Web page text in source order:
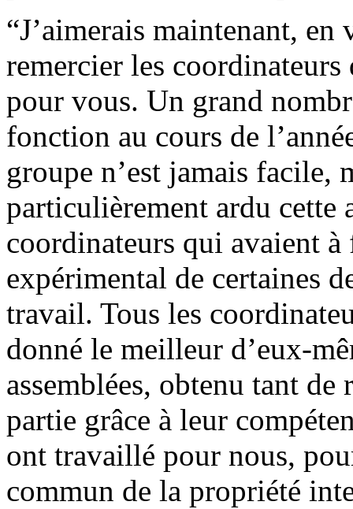
“J’aimerais maintenant,
remercier les
pour vous. Un grand
fonction au cours de
groupe n’est jamais facile,
particulièrement ardu cette
coordinateurs qui avaient à
expérimental de certaines
travail. Tous les
donné le meilleur d’eux-
assemblées, obtenu tant de
partie grâce à leur
ont travaillé pour nous,
commun de la propriété